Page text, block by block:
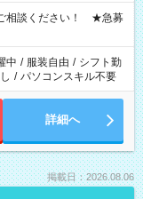
相談ください！ ★急募
中 / 服装自由 / シフト勤
/ パソコンスキル不要
詳細へ
掲載日：2026.08.06